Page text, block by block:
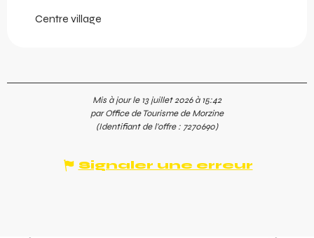
Centre village
Mis à jour le 13 juillet 2026 à 15:42
par Office de Tourisme de Morzine
(Identifiant de l'offre : 7270690)
Signaler une erreur